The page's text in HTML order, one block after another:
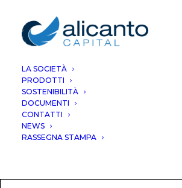
LA SOCIETÀ
PRODOTTI
SOSTENIBILITÀ
DOCUMENTI
CONTATTI
NEWS
RASSEGNA STAMPA
Per Alpi Hedge,
2022 da +0,44%